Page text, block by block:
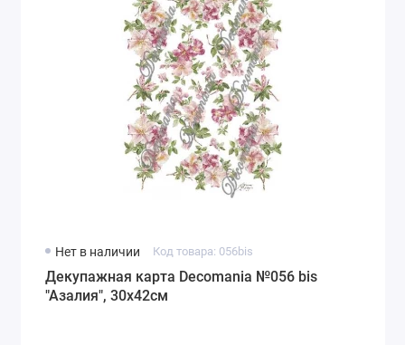
Нет в наличии Код товара: 056bis
Декупажная карта Decomania №056 bis
"Азалия", 30х42см